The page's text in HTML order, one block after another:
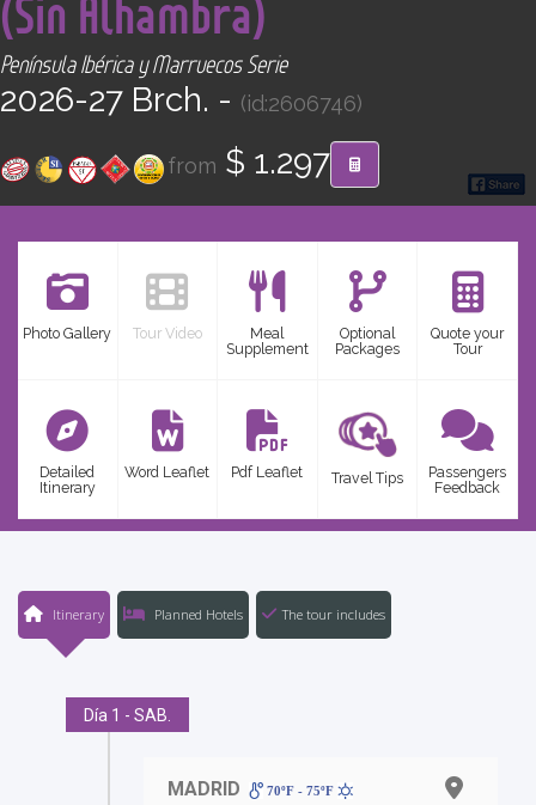
CONTACT
(Sin Alhambra)
Península Ibérica y Marruecos Serie
2026-27 Brch. - (id:2606746)
from $ 1.297
Photo Gallery Tour Video
Meal
Supplement
Optional
Packages
Quote your
Tour
Detailed
Itinerary
Word Leaflet Pdf Leaflet Travel Tips
Passengers
Feedback
Itinerary Planned Hotels The tour includes
Día 1 - SAB.
MADRID 70ºF - 75ºF